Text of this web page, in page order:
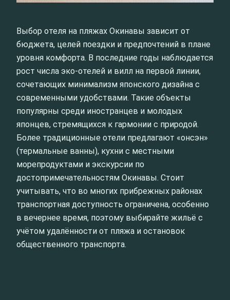
Выбор отеля на пляжах Окинавы зависит от
бюджета, целей поездки и предпочтений в плане
уровня комфорта. В последние годы наблюдается
рост числа эко-отелей и вилл на первой линии,
сочетающих минимализм японского дизайна с
современными удобствами. Такие объекты
популярны среди иностранцев и молодых
японцев, стремящихся к гармонии с природой.
Более традиционные отели предлагают «онсэн»
(термальные ванны), кухни с местными
морепродуктами и экскурсии по
достопримечательностям Окинавы. Стоит
учитывать, что во многих прибрежных районах
транспортная доступность ограничена, особенно
в вечернее время, поэтому выбирайте жильё с
учётом удалённости от пляжа и остановок
общественного транспорта.